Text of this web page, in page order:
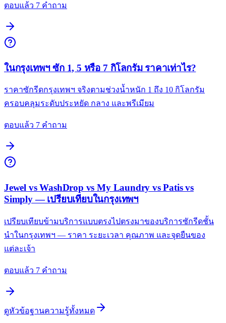
ตอบแล้ว 7 คำถาม
ในกรุงเทพฯ ซัก 1, 5 หรือ 7 กิโลกรัม ราคาเท่าไร?
ราคาซักรีดกรุงเทพฯ จริงตามช่วงน้ำหนัก 1 ถึง 10 กิโลกรัม
ครอบคลุมระดับประหยัด กลาง และพรีเมียม
ตอบแล้ว 7 คำถาม
Jewel vs WashDrop vs My Laundry vs Patis vs
Simply — เปรียบเทียบในกรุงเทพฯ
เปรียบเทียบข้ามบริการแบบตรงไปตรงมาของบริการซักรีดชั้น
นำในกรุงเทพฯ — ราคา ระยะเวลา คุณภาพ และจุดยืนของ
แต่ละเจ้า
ตอบแล้ว 7 คำถาม
ดูหัวข้อฐานความรู้ทั้งหมด